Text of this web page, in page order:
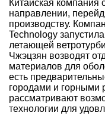
Китайская
направлении,
производству.
Technology
летающей
Чжэцзян возводят
материалов для
есть
городами и горными
рассматривают
технологии для